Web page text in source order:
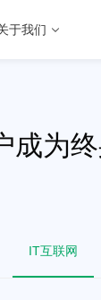
于我们
为终
IT互联网